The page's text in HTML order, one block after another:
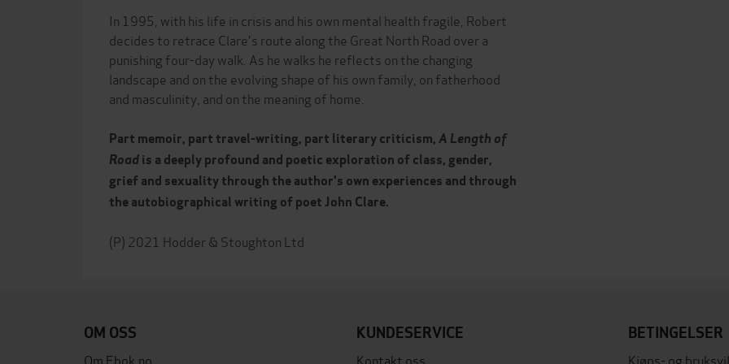
In 1995, with his life in crisis and his own mental health fragile, Robert
decides to retrace Clare's route along the Great North Road over a
punishing four-day walk. As he walks he reflects on the changing
landscape and on the evolving shape of his own family, on fatherhood
and masculinity, and on the meaning of home.
Part memoir, part travel-writing, part literary criticism,A Length of
Roadis a deeply profound and poetic exploration of class, gender,
grief and sexuality through the author's own experiences and through
the autobiographical writing of poet John Clare.
OM OSS
Om Ebok.no
KUNDESERVICE
Kontakt oss
BETINGELSER
Kjøps- og